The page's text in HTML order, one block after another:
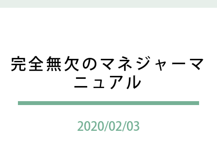
完全無欠のマネジャーマ
ニュアル
2020/02/03